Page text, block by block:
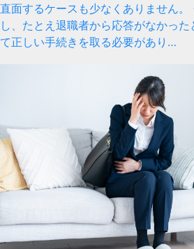
直面するケースも少なくありません
し、たとえ退職者から応答がなかっ
て正しい手続きを取る必要があり…